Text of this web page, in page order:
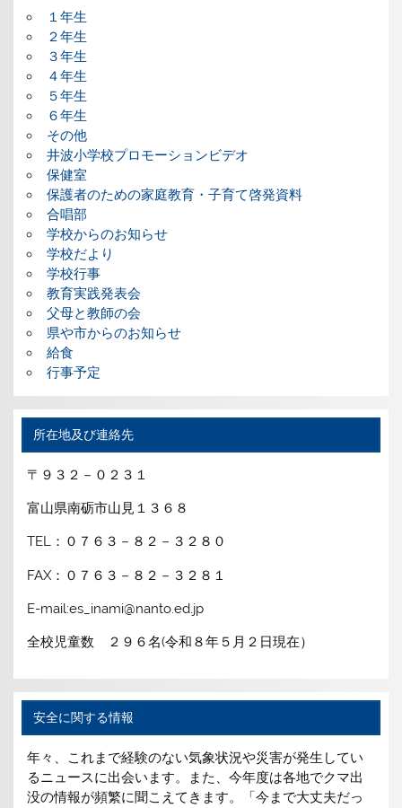
１年生
２年生
３年生
４年生
５年生
６年生
その他
井波小学校プロモーションビデオ
保健室
保護者のための家庭教育・子育て啓発資料
合唱部
学校からのお知らせ
学校だより
学校行事
教育実践発表会
父母と教師の会
県や市からのお知らせ
給食
行事予定
所在地及び連絡先
〒９３２－０２３１
富山県南砺市山見１３６８
TEL：０７６３－８２－３２８０
FAX：０７６３－８２－３２８１
E-mail:es_inami@nanto.ed.jp
全校児童数 ２９６名(令和８年５月２日現在）
安全に関する情報
年々、これまで経験のない気象状況や災害が発生してい
るニュースに出会います。また、今年度は各地でクマ出
没の情報が頻繁に聞こえてきます。「今まで大丈夫だっ